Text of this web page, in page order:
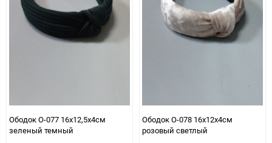
Ободок О-077 16х12,5х4см
зеленый темный
Ободок О-078 16х12х4см
розовый светлый